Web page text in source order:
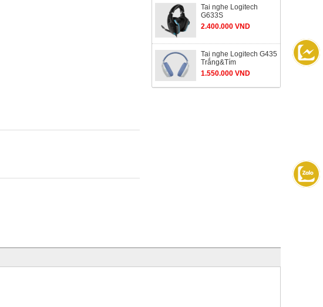
Tai nghe Logitech
G633S
2.400.000 VND
Tai nghe Logitech G435
Trắng&Tím
1.550.000 VND